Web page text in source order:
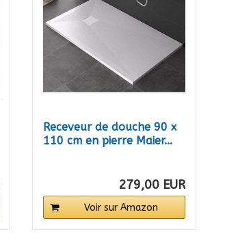
Receveur de douche 90 x
110 cm en pierre Maier...
279,00 EUR
Voir sur Amazon